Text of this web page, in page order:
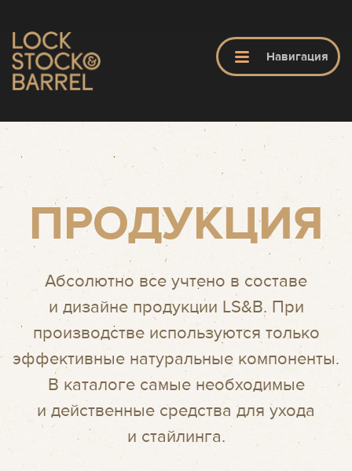
Навигация
LS&B
ПРОДУКТЫ
ОБУЧЕНИЕ
ПАРИКМАХЕРСКИЕ
КЛУБ
ПРОДУКЦИЯ
Абсолютно все учтено в составе
и дизайне продукции LS&B. При
производстве используются только
эффективные натуральные компоненты.
В каталоге самые необходимые
и действенные средства для ухода
и стайлинга.